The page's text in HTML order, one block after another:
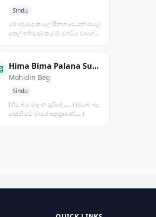
Sindu
මේ අවුරුදු කාලේ සිනහ වෙයන් රාළේ
තෙල් ඉහිරුණු කැවුම් ගෙඩිය වාගේ
Hima Bima Palana Surinde
Mohidin Beg
Sindu
(හිම බිම පාලන සුරිඳේ...... ) (ඔබේ බල
ශක්ති වේ මාගේ අනුප්‍රාණේ.... )